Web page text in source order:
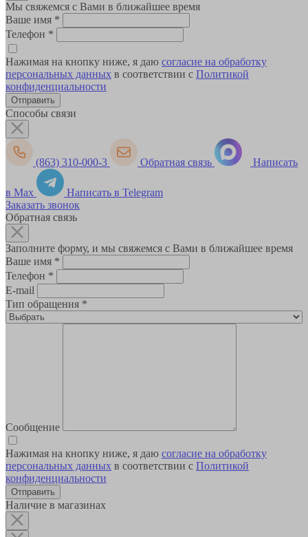
Мы свяжемся с Вами в ближайшее время
Ваше имя *
Телефон *
Нажимая на кнопку ниже, я даю согласие на обработку
персональных данных в соответствии с Политикой
конфиденциальности
Способы связи
(863) 310-000-3 Обратная связь Написать
в Max
Написать в Telegram
Заказать звонок
Обратная связь
Заполните форму, и мы свяжемся с Вами в ближайшее время
Ваше имя *
Телефон *
E-mail
Тип обращения *
Сообщение
Нажимая на кнопку ниже, я даю согласие на обработку
персональных данных в соответствии с Политикой
конфиденциальности
Наличие в магазинах